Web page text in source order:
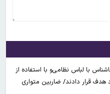
با لباس نظامی‌و با استفاده از
هدف قرار دادند/ ضاربین متواری